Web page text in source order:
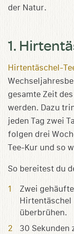
der Natur.
1.
Hirtentäschel-
gesamte Zeit
werden. Dazu
jeden Tag zwei
folgen drei
Tee-Kur und so
So bereitest du
Zwei
Hirtentäschel
überbrühen.
30 Sekunden